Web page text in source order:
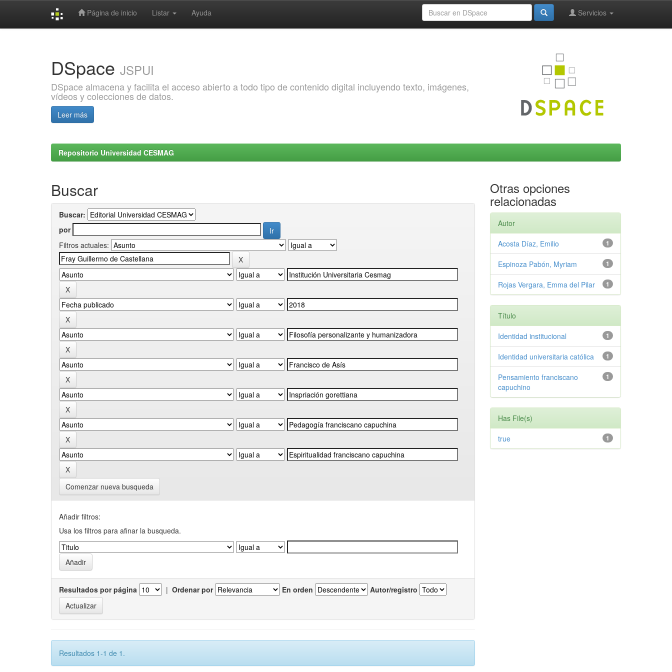
Página de inicio Listar Ayuda Servicios
DSpace JSPUI
DSpace almacena y facilita el acceso abierto a todo tipo de contenido digital incluyendo texto, imágenes,
vídeos y colecciones de datos.
Leer más
Repositorio Universidad CESMAG
Buscar
Buscar:
por
Filtros actuales:
Comenzar nueva busqueda
Añadir filtros:
Usa los filtros para afinar la busqueda.
Resultados por página | Ordenar por En orden Autor/registro
Resultados 1-1 de 1.
Otras opciones
relacionadas
Autor
1
Acosta Díaz, Emilio
1
Espinoza Pabón, Myriam
1
Rojas Vergara, Emma del Pilar
Título
1
Identidad institucional
1
Identidad universitaria católica
1
Pensamiento franciscano
capuchino
Has File(s)
1
true